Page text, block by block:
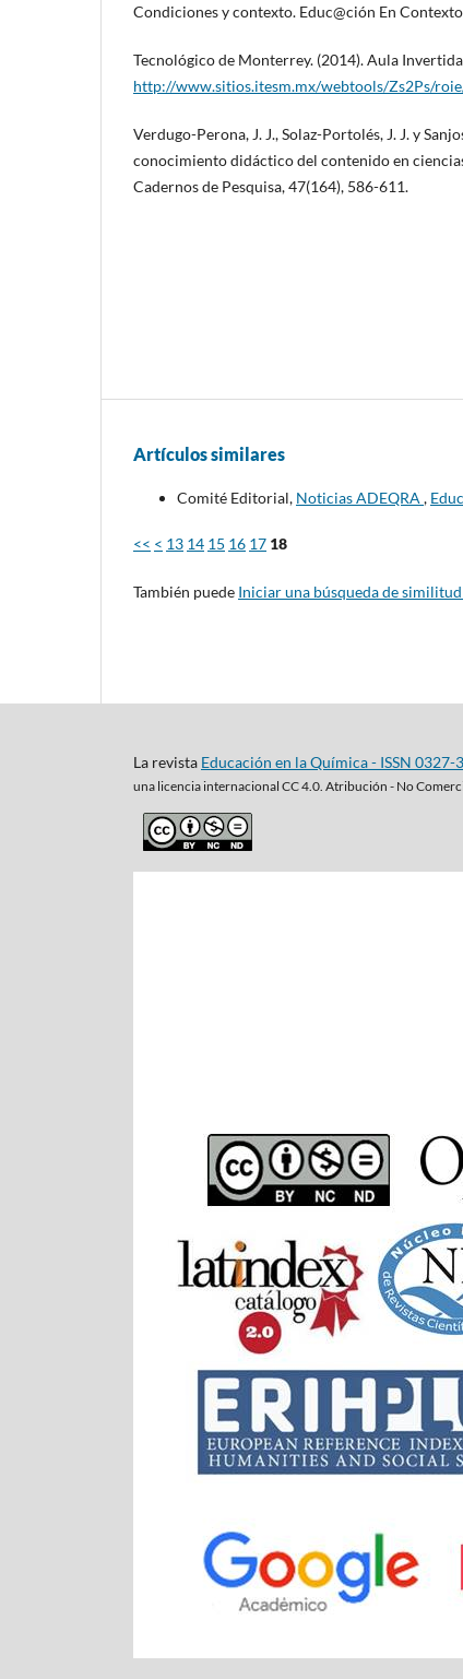
Condiciones y contexto. Educ@ción En
Tecnológico de Monterrey. (2014). Aula
http://www.sitios.itesm.mx/webtools/Zs2Ps/
Verdugo-Perona, J. J., Solaz-Portolés, J. J. y
conocimiento didáctico del contenido en
Cadernos de Pesquisa, 47(164), 586-611.
Artículos similares
Comité Editorial, Noticias ADEQRA ,
<< < 13 14 15 16 17 18
También puede Iniciar una búsqueda de similitud
La revista Educación en la Química - ISSN 0327-
una licencia internacional CC 4.0. Atribución - No